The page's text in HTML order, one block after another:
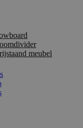
meubel